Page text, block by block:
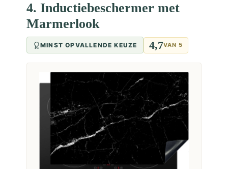
4. Inductiebeschermer met
Marmerlook
MINST OPVALLENDE KEUZE 4,7VAN 5